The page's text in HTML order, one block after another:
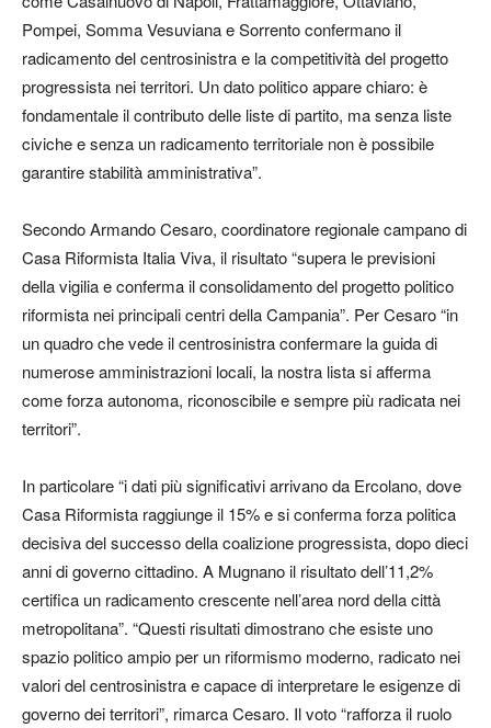
Pompei, Somma Vesuviana e Sorrento confermano il
radicamento del centrosinistra e la competitività del progetto
progressista nei territori. Un dato politico appare chiaro: è
fondamentale il contributo delle liste di partito, ma senza liste
civiche e senza un radicamento territoriale non è possibile
garantire stabilità amministrativa”.
Secondo Armando Cesaro, coordinatore regionale campano di
Casa Riformista Italia Viva, il risultato “supera le previsioni
della vigilia e conferma il consolidamento del progetto politico
riformista nei principali centri della Campania”. Per Cesaro “in
un quadro che vede il centrosinistra confermare la guida di
numerose amministrazioni locali, la nostra lista si afferma
come forza autonoma, riconoscibile e sempre più radicata nei
territori”.
In particolare “i dati più significativi arrivano da Ercolano, dove
Casa Riformista raggiunge il 15% e si conferma forza politica
decisiva del successo della coalizione progressista, dopo dieci
anni di governo cittadino. A Mugnano il risultato dell’11,2%
certifica un radicamento crescente nell’area nord della città
metropolitana”. “Questi risultati dimostrano che esiste uno
spazio politico ampio per un riformismo moderno, radicato nei
valori del centrosinistra e capace di interpretare le esigenze di
governo dei territori”, rimarca Cesaro. Il voto “rafforza il ruolo